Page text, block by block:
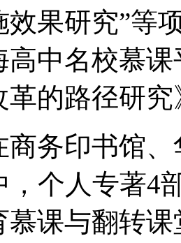
效果研究”等
高中名校慕
革的路径研究
印书馆、
，个人专著4
慕课与翻转